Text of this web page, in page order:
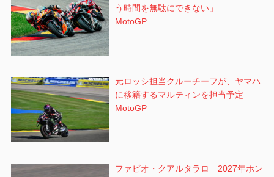
う時間を無駄にできない」
MotoGP
元ロッシ担当クルーチーフが、ヤマハ
に移籍するマルティンを担当予定
MotoGP
ファビオ・クアルタラロ 2027年ホン